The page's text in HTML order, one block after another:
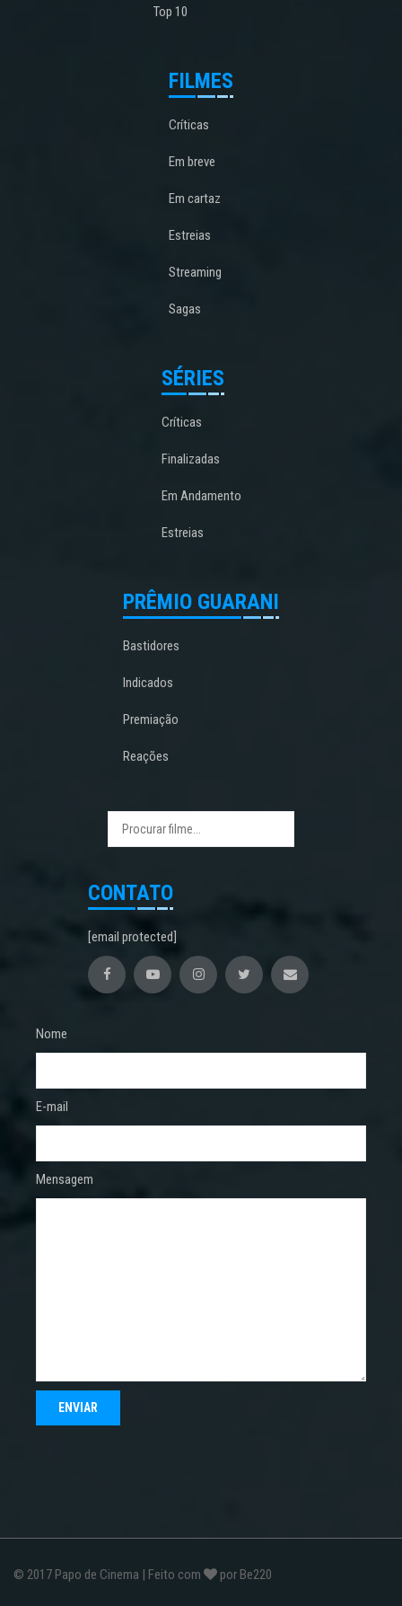
Top 10
FILMES
Críticas
Em breve
Em cartaz
Estreias
Streaming
Sagas
SÉRIES
Críticas
Finalizadas
Em Andamento
Estreias
PRÊMIO GUARANI
Bastidores
Indicados
Premiação
Reações
CONTATO
[email protected]
Nome
E-mail
Mensagem
© 2017 Papo de Cinema | Feito com por Be220